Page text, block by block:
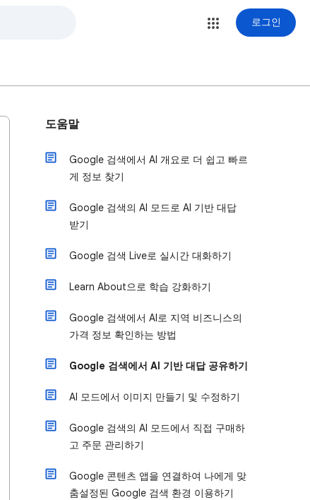
로그인
도움말
Google 검색에서 AI 개요로 더 쉽고 빠르
게 정보 찾기
Google 검색의 AI 모드로 AI 기반 대답
받기
Google 검색 Live로 실시간 대화하기
Learn About으로 학습 강화하기
Google 검색에서 AI로 지역 비즈니스의
가격 정보 확인하는 방법
Google 검색에서 AI 기반 대답 공유하기
AI 모드에서 이미지 만들기 및 수정하기
Google 검색의 AI 모드에서 직접 구매하
고 주문 관리하기
Google 콘텐츠 앱을 연결하여 나에게 맞
춤설정된 Google 검색 환경 이용하기